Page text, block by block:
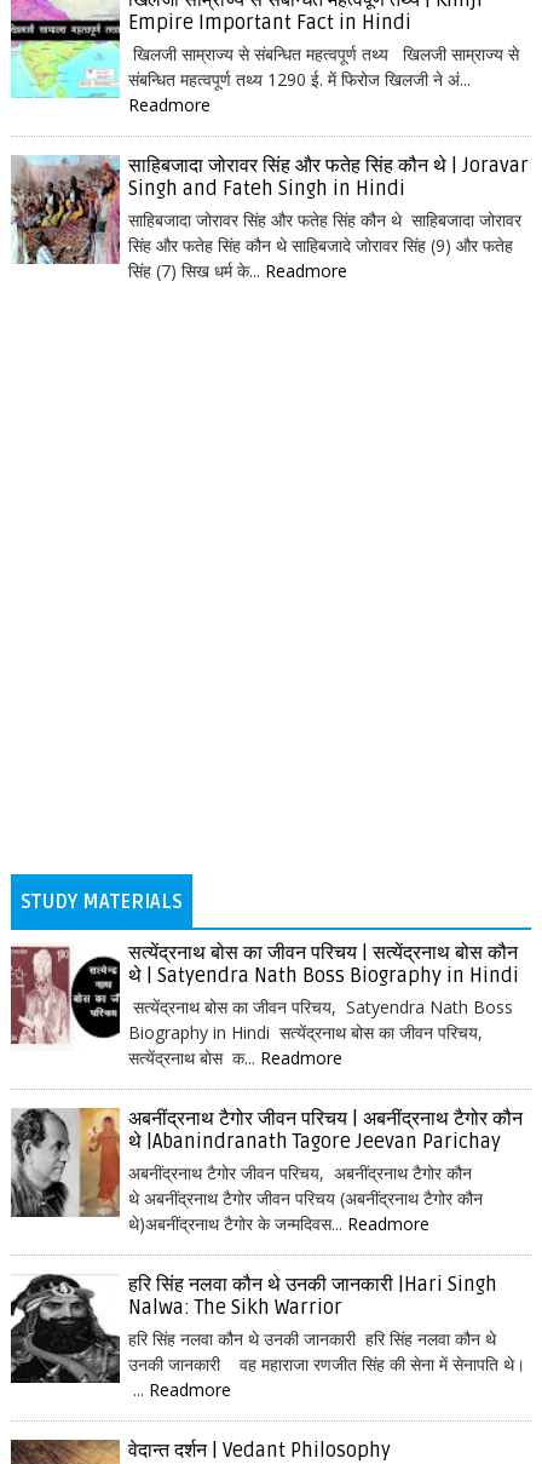
Empire Important Fact in Hindi
खिलजी साम्राज्य से संबन्धित महत्वपूर्ण तथ्य खिलजी साम्राज्य से
संबन्धित महत्वपूर्ण तथ्य 1290 ई. में फिरोज खिलजी ने अं...
Readmore
साहिबजादा जोरावर सिंह और फतेह सिंह कौन थे | Joravar
Singh and Fateh Singh in Hindi
साहिबजादा जोरावर सिंह और फतेह सिंह कौन थे साहिबजादा जोरावर
सिंह और फतेह सिंह कौन थे साहिबजादे जोरावर सिंह (9) और फतेह
सिंह (7) सिख धर्म के... Readmore
STUDY MATERIALS
सत्येंद्रनाथ बोस का जीवन परिचय | सत्येंद्रनाथ बोस कौन
थे | Satyendra Nath Boss Biography in Hindi
सत्येंद्रनाथ बोस का जीवन परिचय, Satyendra Nath Boss
Biography in Hindi सत्येंद्रनाथ बोस का जीवन परिचय,
सत्येंद्रनाथ बोस क... Readmore
अबनींद्रनाथ टैगोर जीवन परिचय | अबनींद्रनाथ टैगोर कौन
थे |Abanindranath Tagore Jeevan Parichay
अबनींद्रनाथ टैगोर जीवन परिचय, अबनींद्रनाथ टैगोर कौन
थे अबनींद्रनाथ टैगोर जीवन परिचय (अबनींद्रनाथ टैगोर कौन
थे)अबनींद्रनाथ टैगोर के जन्मदिवस... Readmore
हरि सिंह नलवा कौन थे उनकी जानकारी |Hari Singh
Nalwa: The Sikh Warrior
हरि सिंह नलवा कौन थे उनकी जानकारी हरि सिंह नलवा कौन थे
उनकी जानकारी वह महाराजा रणजीत सिंह की सेना में सेनापति थे।
... Readmore
वेदान्त दर्शन | Vedant Philosophy